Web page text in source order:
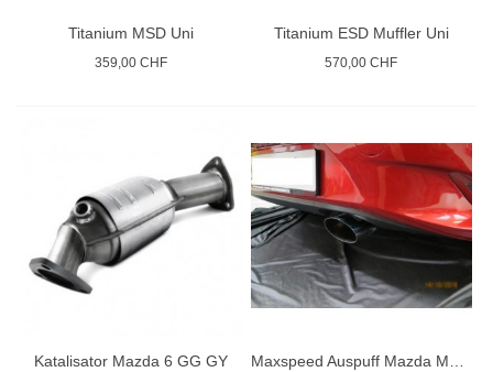
Titanium MSD Uni
359,00 CHF
Titanium ESD Muffler Uni
570,00 CHF
Katalisator Mazda 6 GG GY Maxspeed Auspuff Mazda MX5 ND 15+